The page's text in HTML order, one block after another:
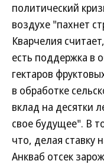
политический
воздухе "пахнет
Кварчелия
есть поддержка в
гектаров
в обработке
вклад на десятки
свое будущее". В
что, делая ставку
Анкваб отсек